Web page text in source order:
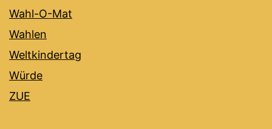
Wahl-O-Mat
Wahlen
Weltkindertag
Würde
ZUE